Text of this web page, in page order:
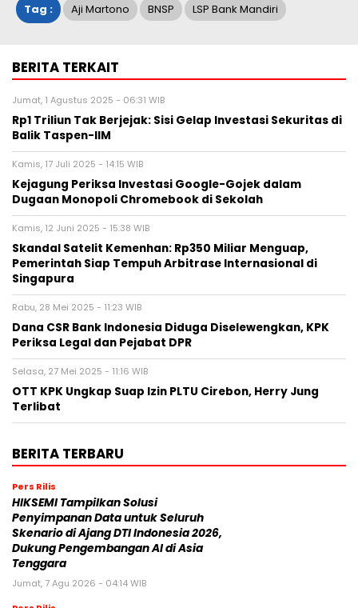
Tag : Aji Martono BNSP LSP Bank Mandiri
BERITA TERKAIT
Jumat, 1 Agustus 2025 - 06:31 WIB
Rp1 Triliun Tak Berjejak: Sisi Gelap Investasi Sekuritas di
Balik Taspen-IIM
Kamis, 17 Juli 2025 - 14:15 WIB
Kejagung Periksa Investasi Google-Gojek dalam
Dugaan Monopoli Chromebook di Sekolah
Kamis, 12 Juni 2025 - 15:38 WIB
Skandal Satelit Kemenhan: Rp350 Miliar Menguap,
Pemerintah Siap Tempuh Arbitrase Internasional di
Singapura
Rabu, 28 Mei 2025 - 11:23 WIB
Dana CSR Bank Indonesia Diduga Diselewengkan, KPK
Periksa Legal dan Pejabat DPR
Selasa, 27 Mei 2025 - 11:16 WIB
OTT KPK Ungkap Suap Izin PLTU Cirebon, Herry Jung
Terlibat
BERITA TERBARU
Pers Rilis
HIKSEMI Tampilkan Solusi
Penyimpanan Data untuk Seluruh
Skenario di Ajang DTI Indonesia 2026,
Dukung Pengembangan AI di Asia
Tenggara
Jumat, 7 Agu 2026 - 04:14 WIB